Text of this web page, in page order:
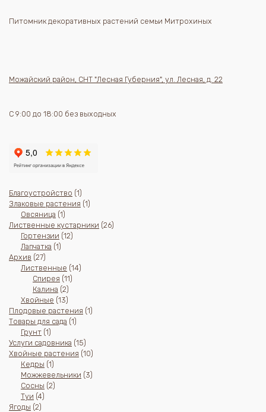
Питомник декоративных растений семьи Митрохиных
Можайский район, СНТ "Лесная Губерния", ул. Лесная, д. 22
С 9:00 до 18:00 без выходных
Благоустройство 11
товар
Злаковые растения 11
Овсяница 11
товар
Лиственные кустарники 2626
Гортензии 1212
Лапчатка 11
Архив 2727
товаров
Лиственные 1414
Спирея 1111
Калина 22
товара
Хвойные 1313
товаров
Плодовые растения 11
Товары для сада 11
Грунт 11
товар
Услуги садовника 1515
товаров
Хвойные растения 1010
Кедры 11
товар
Можжевельники 33
Сосны 22
Туи 44
Ягоды 22